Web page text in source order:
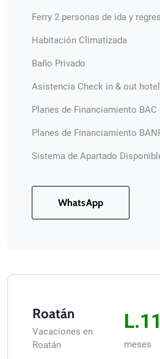
Ferry 2 personas de ida y
Habitación Climatizada
Baño Privado
Asistencia Check in & out
Planes de Financiamiento
Planes de Financiamiento
Sistema de Apartado
WhatsApp
Roatán
Vacaciones en
Roatán
meses